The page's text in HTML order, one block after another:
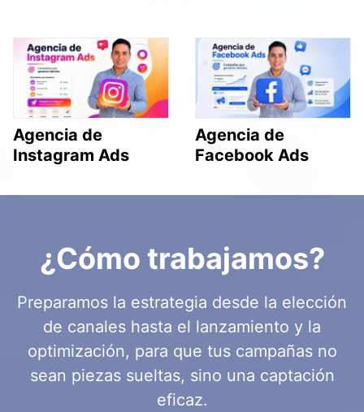
Agencia de
Instagram Ads
Agencia de
Facebook Ads
¿Cómo trabajamos?
Preparamos la estrategia desde la elección
de canales hasta el lanzamiento y la
optimización, para que tus campañas no
sean piezas sueltas, sino una captación
eficaz.